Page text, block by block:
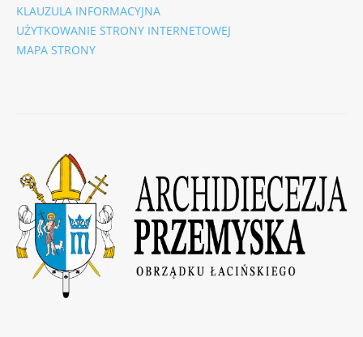
KLAUZULA INFORMACYJNA
UŻYTKOWANIE STRONY INTERNETOWEJ
MAPA STRONY